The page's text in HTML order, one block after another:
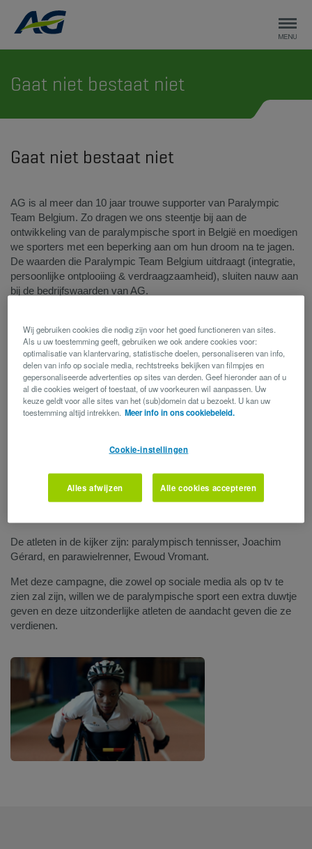
Gaat niet bestaat niet
Gaat niet bestaat niet
AG is al meer dan 10 jaar trouwe supporter van Paralympic
Team Belgium. Zo dragen we ons steentje bij aan de
ontwikkeling van de paralympische sport in België en moedigen
we sporters met een beperking aan om hun droom na te jagen.
De waarden die Paralympic Team Belgium uitdraagt (integratie,
persoonlijke ontplooiing & verdraagzaamheid), sluiten nauw aan
bij de bedrijfswaarden van AG.
de paralympische sport. Gedurende 2 weken geven ’s werelds
beste paralympiërs het allerbeste van zichzelf in de strijd om de
medailles. Met een jaar vertraging gaan de Spelen in Tokio door
van 24 augustus t.e.m. 5 september. Paralympic Team Belgium
gaat met 31 atleten in 10 verschillende disciplines op zoek naar
eremetaal.
campagne ‘Gaat niet bestaat niet’. Het doel van deze campagne
is de paralympische atleten te tonen als de krachtige figuren die
ze zijn. Mensen die zowel in hun sportieve als in hun dagelijkse
leven hindernissen moeten overwinnen om hun doelen te
De atleten in de kijker zijn: paralympisch tennisser, Joachim
Gérard, en parawielrenner, Ewoud Vromant.
Met deze campagne, die zowel op sociale media als op tv te
zien zal zijn, willen we de paralympische sport een extra duwtje
geven en deze uitzonderlijke atleten de aandacht geven die ze
verdienen.
Wij gebruiken cookies die nodig zijn voor het goed functioneren van sites.
Als u uw toestemming geeft, gebruiken we ook andere cookies voor:
optimalisatie van klantervaring, statistische doelen, personaliseren van info,
delen van info op sociale media, rechtstreeks bekijken van filmpjes en
gepersonaliseerde advertenties op sites van derden. Geef hieronder aan of u
al die cookies weigert of toestaat, of uw voorkeuren wil aanpassen. Uw
keuze geldt voor alle sites van het (sub)domein dat u bezoekt. U kan uw
toestemming altijd intrekken. Meer info in ons cookiebeleid.
Cookie-instellingen
Alles afwijzen Alle cookies accepteren